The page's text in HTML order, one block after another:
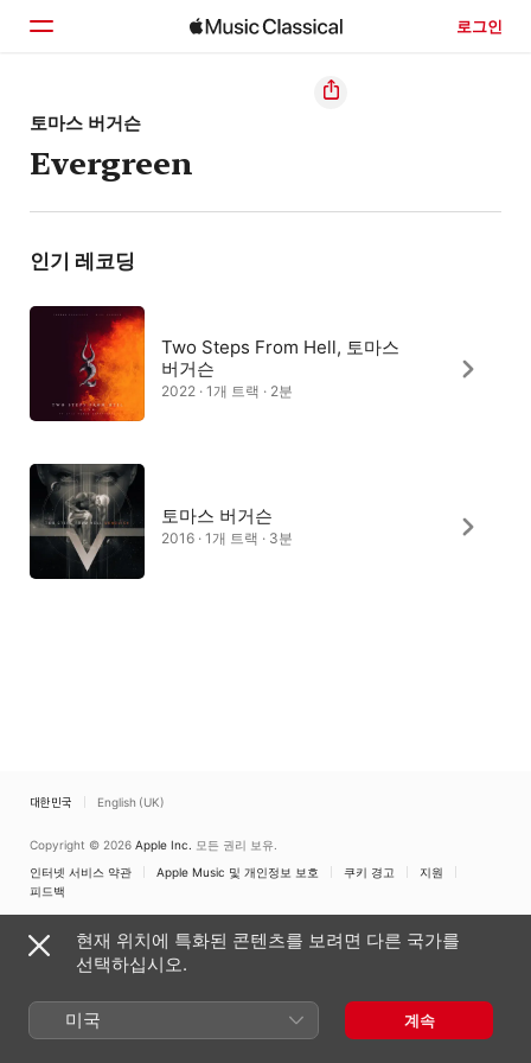
로그인
홈
둘러보기
검색
토마스 버거슨
Evergreen
인기 레코딩
Two Steps From Hell, 토마스
버거슨
2022 · 1개 트랙 · 2분
토마스 버거슨
2016 · 1개 트랙 · 3분
대한민국 English (UK)
Copyright © 2026 Apple Inc. 모든 권리 보유.
인터넷 서비스 약관
Apple Music 및 개인정보 보호 쿠키 경고
지원
피드백
현재 위치에 특화된 콘텐츠를 보려면 다른 국가를
선택하십시오.
미국 계속